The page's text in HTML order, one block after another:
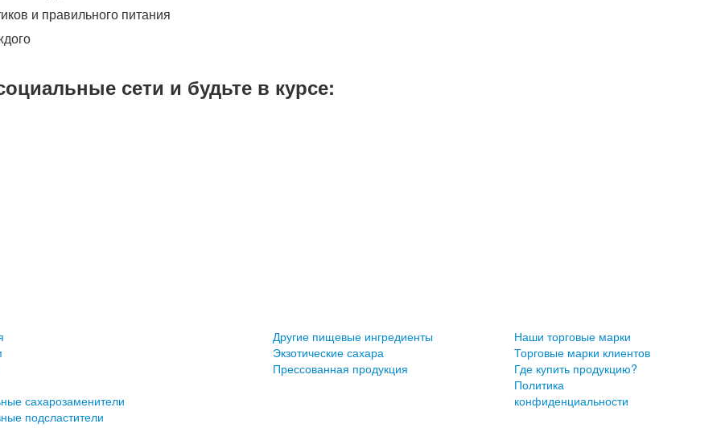
и правильного питания
сети и будьте в курсе:
сахарозаменители
подсластители
Другие пищевые ингредиенты
Экзотические сахара
Прессованная продукция
Наши торговые марки
Торговые марки клиентов
Где купить продукцию?
Политика
конфиденциальности